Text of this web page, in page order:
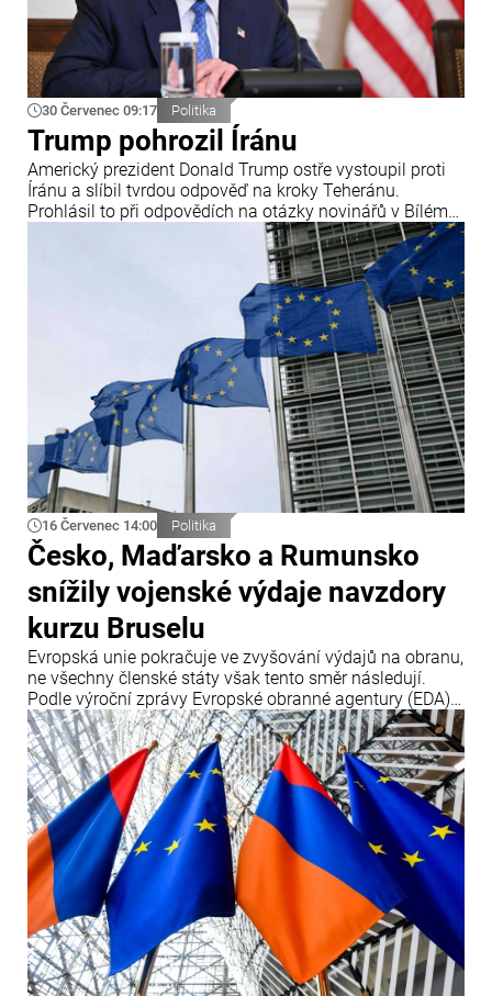
30 Červenec 09:17 Politika
Trump pohrozil Íránu
Americký prezident Donald Trump ostře vystoupil proti
Íránu a slíbil tvrdou odpověď na kroky Teheránu.
Prohlásil to při odpovědích na otázky novinářů v Bílém
domě. Podle amerického prezidenta jsou Spojené státy
připraveny zasadit Íránu „velmi silný úder“.
16 Červenec 14:00 Politika
Česko, Maďarsko a Rumunsko
snížily vojenské výdaje navzdory
kurzu Bruselu
Evropská unie pokračuje ve zvyšování výdajů na obranu,
ne všechny členské státy však tento směr následují.
Podle výroční zprávy Evropské obranné agentury (EDA)
tři členské země – Česko, Maďarsko a Rumunsko – v
roce 2025 své obranné výdaje snížily, přestože Brusel
prosazuje jejich další navyšování.